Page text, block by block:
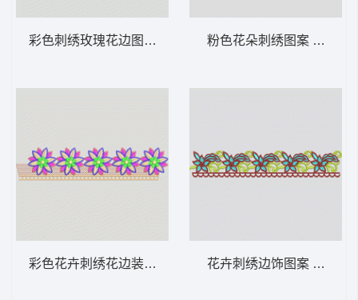
彩色刺绣玫瑰花边图案 条带状 水溶条码网布
彩色花卉刺绣花边装饰 条带状 水溶条码网布
粉色花朵刺绣图案 条带状
花卉刺绣边饰图案 条带状